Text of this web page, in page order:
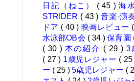
日記（ねこ） ( 45 ) 海
STRIDER ( 43 )音楽-演
ドア ( 40 ) 映画レビュー
水泳部OB会 ( 34 )保育園
( 30 )本の紹介 ( 29 ) 3
( 27 ) 1歳児レジャー ( 25
ー ( 25 )5歳児レジャー (